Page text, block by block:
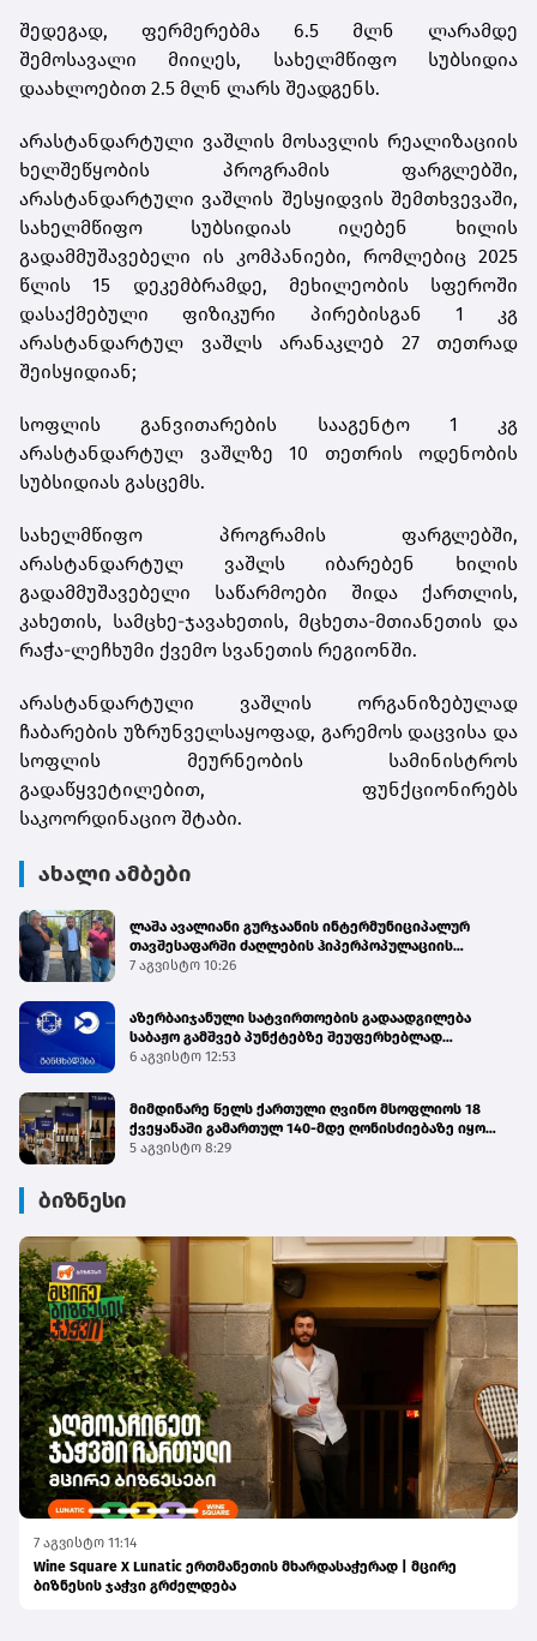
შედეგად, ფერმერებმა 6.5 მლნ ლარამდე
შემოსავალი მიიღეს, სახელმწიფო სუბსიდია
დაახლოებით 2.5 მლნ ლარს შეადგენს.
არასტანდარტული ვაშლის მოსავლის რეალიზაციის
ხელშეწყობის პროგრამის ფარგლებში,
არასტანდარტული ვაშლის შესყიდვის შემთხვევაში,
სახელმწიფო სუბსიდიას იღებენ ხილის
გადამმუშავებელი ის კომპანიები, რომლებიც 2025
წლის 15 დეკემბრამდე, მეხილეობის სფეროში
დასაქმებული ფიზიკური პირებისგან 1 კგ
არასტანდარტულ ვაშლს არანაკლებ 27 თეთრად
შეისყიდიან;
სოფლის განვითარების სააგენტო 1 კგ
არასტანდარტულ ვაშლზე 10 თეთრის ოდენობის
სუბსიდიას გასცემს.
სახელმწიფო პროგრამის ფარგლებში,
არასტანდარტულ ვაშლს იბარებენ ხილის
გადამმუშავებელი საწარმოები შიდა ქართლის,
კახეთის, სამცხე-ჯავახეთის, მცხეთა-მთიანეთის და
რაჭა-ლეჩხუმი ქვემო სვანეთის რეგიონში.
არასტანდარტული ვაშლის ორგანიზებულად
ჩაბარების უზრუნველსაყოფად, გარემოს დაცვისა და
სოფლის მეურნეობის სამინისტროს
გადაწყვეტილებით, ფუნქციონირებს
საკოორდინაციო შტაბი.
ახალი ამბები
ლაშა ავალიანი გურჯაანის ინტერმუნიციპალურ
თავშესაფარში ძაღლების ჰიპერპოპულაციის
მართვის პროგრამის მიმდინარეობას გაეცნო
7 აგვისტო 10:26
აზერბაიჯანული სატვირთოების გადაადგილება
საბაჟო გამშვებ პუნქტებზე შეუფერხებლად
მიმდინარეობს - შემოსავლების სამსახური
6 აგვისტო 12:53
მიმდინარე წელს ქართული ღვინო მსოფლიოს 18
ქვეყანაში გამართულ 140-მდე ღონისძიებაზე იყო
წარმოდგენილი
5 აგვისტო 8:29
ბიზნესი
7 აგვისტო 11:14
Wine Square X Lunatic ერთმანეთის მხარდასაჭერად | მცირე
ბიზნესის ჯაჭვი გრძელდება